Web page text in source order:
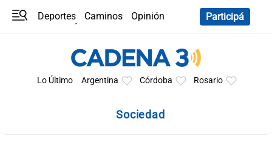
Deportes Caminos
Opinión
Participá
Lo Último Argentina Córdoba Rosario
Sociedad